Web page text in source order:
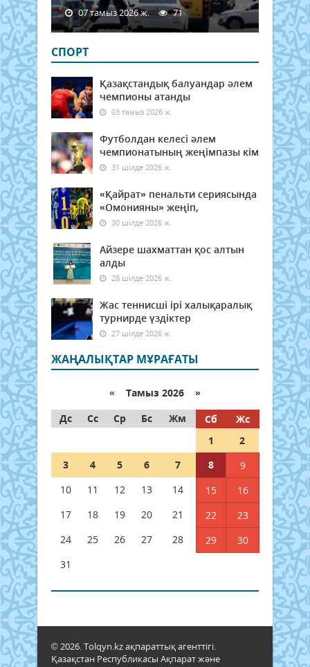
07 тамыз 2026 ж. 71
СПОРТ
Қазақстандық балуандар әлем
чемпионы атанды
03 тамыз 2026 ж.
Футболдан келесі әлем
чемпионатының жеңімпазы кім
31 шілде 2026 ж.
«Қайрат» пенальти сериясында
«Омонияны» жеңіп,
30 шілде 2026 ж.
Айзере шахматтан қос алтын
алды
28 шілде 2026 ж.
Жас теннисші ірі халықаралық
турнирде үздіктер
27 шілде 2026 ж.
ЖАҢАЛЫҚТАР МҰРАҒАТЫ
« Тамыз 2026 »
Дс
Сс Ср Бс Жм Сб
Жс
1
2
3
4 5 6 7 8
9
10
11 12 13 14 15
16
17
18 19 20 21 22
23
24
25 26 27 28 29
30
31
© 2026. Tolqyn.kz ақпараттық агенттігі.
Қазақстан Республикасы Ақпарат және